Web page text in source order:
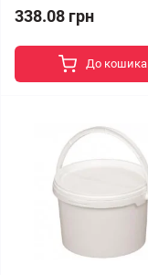
338.08 грн
До кошика